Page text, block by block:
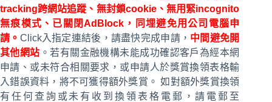
tracking跨網站追蹤、無封鎖cookie、無用緊incognito
無痕模式、已關閉AdBlock，同埋避免用公司電腦申
請。 Click入指定連結後，請盡快完成申請， 中間避免開
其他網站 。若有關金融機構未能成功確認客戶為經本網
申請、或未符合相關要求，或申請人於獎賞換領表格輸
入錯誤資料，將不可獲得額外獎賞。 如對額外獎賞換領
有任何查詢或未有收到換領表格電郵，請電郵至